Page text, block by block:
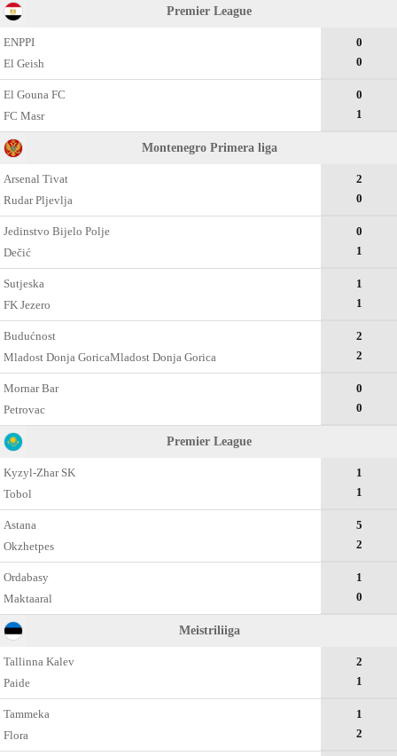
Premier League
ENPPI
El Geish
0
0
El Gouna FC
FC Masr
0
1
Montenegro Primera liga
Arsenal Tivat
Rudar Pljevlja
2
0
Jedinstvo Bijelo Polje
Dečić
0
1
Sutjeska
FK Jezero
1
1
Budućnost
Mladost Donja GoricaMladost Donja Gorica
2
2
Mornar Bar
Petrovac
0
0
Premier League
Kyzyl-Zhar SK
Tobol
1
1
Astana
Okzhetpes
5
2
Ordabasy
Maktaaral
1
0
Meistriliiga
Tallinna Kalev
Paide
2
1
Tammeka
Flora
1
2